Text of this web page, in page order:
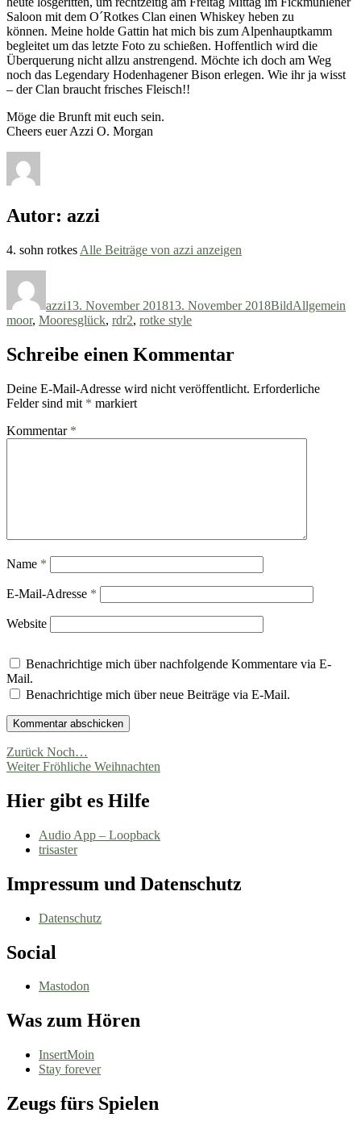
Saloon mit dem O´Rotkes Clan einen Whiskey heben zu
können. Meine holde Gattin hat mich bis zum Alpenhauptkamm
begleitet um das letzte Foto zu schießen. Hoffentlich wird die
Überquerung nicht allzu anstrengend. Möchte ich doch am Weg
noch das Legendary Hodenhagener Bison erlegen. Wie ihr ja wisst
– der Clan braucht frisches Fleisch!!
Möge die Brunft mit euch sein.
Cheers euer Azzi O. Morgan
Autor: azzi
4. sohn rotkes Alle Beiträge von azzi anzeigen
azzi13. November 201813. November 2018BildAllgemein
moor, Mooresglück, rdr2, rotke style
Schreibe einen Kommentar
Deine E-Mail-Adresse wird nicht veröffentlicht. Erforderliche
Felder sind mit * markiert
Kommentar *
Name *
E-Mail-Adresse *
Website
Benachrichtige mich über nachfolgende Kommentare via E-
Mail.
Benachrichtige mich über neue Beiträge via E-Mail.
Beitragsnavigation
Zurück Vorheriger
Beitrag:
Noch…
Weiter Nächster
Fröhliche Weihnachten
Hier gibt es Hilfe
Audio App – Loopback
trisaster
Impressum und Datenschutz
Datenschutz
Social
Mastodon
Was zum Hören
InsertMoin
Stay forever
Zeugs fürs Spielen